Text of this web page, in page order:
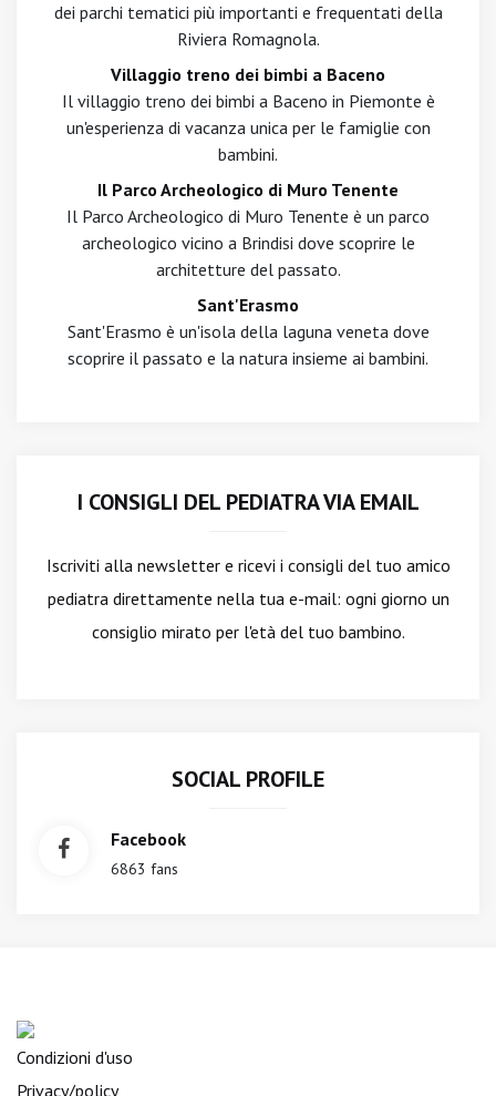
dei parchi tematici più importanti e frequentati della
Riviera Romagnola.
Villaggio treno dei bimbi a Baceno
Il villaggio treno dei bimbi a Baceno in Piemonte è
un'esperienza di vacanza unica per le famiglie con
bambini.
Il Parco Archeologico di Muro Tenente
Il Parco Archeologico di Muro Tenente è un parco
archeologico vicino a Brindisi dove scoprire le
architetture del passato.
Sant'Erasmo
Sant'Erasmo è un'isola della laguna veneta dove
scoprire il passato e la natura insieme ai bambini.
I CONSIGLI DEL PEDIATRA VIA EMAIL
Iscriviti alla newslettere ricevi i consigli del tuo amico
pediatra direttamente nella tua e-mail: ogni giorno un
consiglio mirato per l'età del tuo bambino.
SOCIAL PROFILE
Facebook
6863 fans
Condizioni d'uso
Privacy/policy